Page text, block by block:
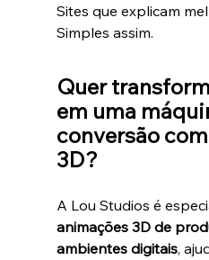
Sites que explicam
Simples assim.
Quer
em uma
conversão
3D?
A Lou Studios é
animações 3D de
ambientes digitais,